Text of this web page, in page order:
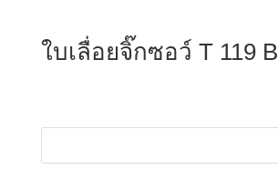
ใบเลื่อยจิ๊กซอว์ T 119 B